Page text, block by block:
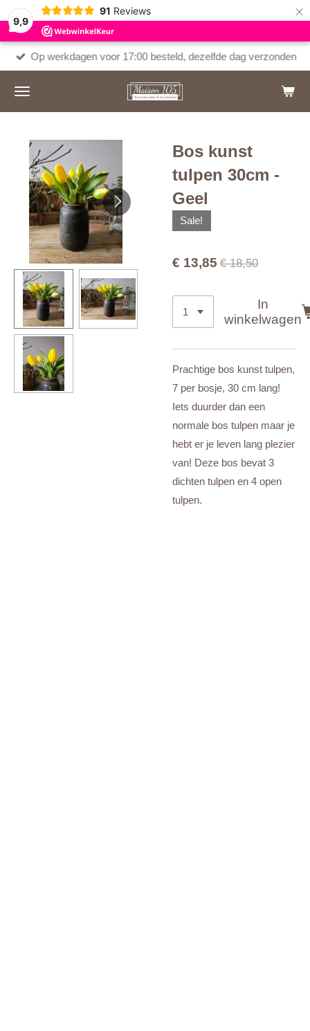
9,9
91 Reviews ×
Op werkdagen voor 17:00 besteld, dezelfde dag verzonden
Bos kunst
tulpen 30cm -
Geel
Sale!
€ 13,85 € 18,50
In
winkelwagen
Prachtige bos kunst tulpen,
7 per bosje, 30 cm lang!
Iets duurder dan een
normale bos tulpen maar je
hebt er je leven lang plezier
van! Deze bos bevat 3
dichten tulpen en 4 open
tulpen.